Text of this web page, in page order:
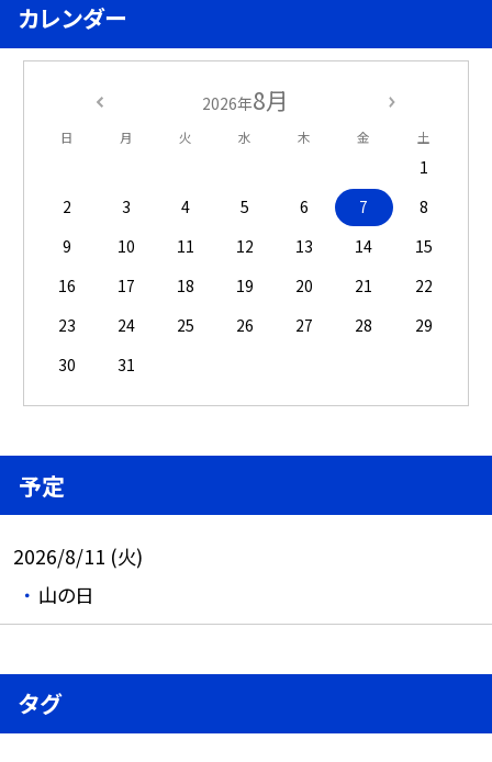
カレンダー
2026年8月
日 月 火 水 木 金 土
1
2
3 4 5 6 7
8
9
10 11 12 13 14
15
16
17 18 19 20 21
22
23
24 25 26 27 28
29
30
31
予定
2026/8/11 (火)
山の日
タグ